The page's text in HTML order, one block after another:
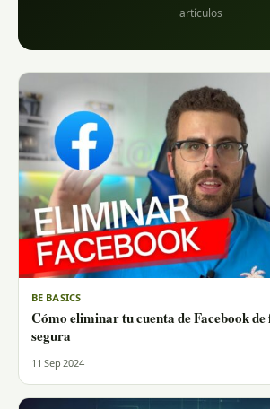
artículos
BE BASICS
Cómo eliminar tu cuenta de Facebook
segura
11 Sep 2024